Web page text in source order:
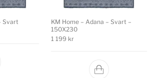
Svart
KM Home – Adana – Svart –
150X230
1 199 kr